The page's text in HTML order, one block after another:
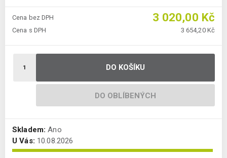
Cena bez DPH 3 020,00 Kč
Cena s DPH 3 654,20 Kč
DO KOŠÍKU
DO OBLÍBENÝCH
Skladem: Ano
U Vás: 10.08.2026